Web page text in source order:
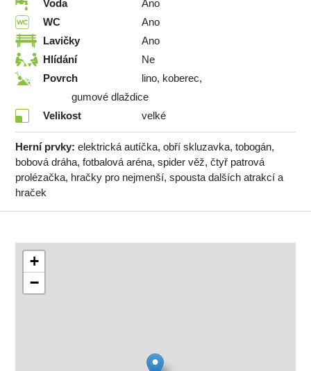
Voda
Ano
WC
Ano
Lavičky
Ano
Hlídání
Ne
Povrch
lino, koberec,
gumové dlaždice
Velikost
velké
Herní prvky: elektrická autíčka, obří skluzavka, tobogán,
bobová dráha, fotbalová aréna, spider věž, čtyř patrová
prolézačka, hračky pro nejmenší, spousta dalších atrakcí a
hraček
+
−